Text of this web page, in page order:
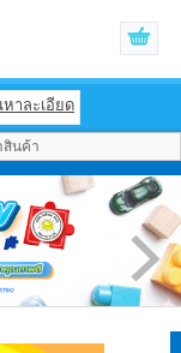
าละเอียด
สินค้า